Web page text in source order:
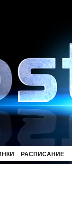
РАСПИСАНИЕ